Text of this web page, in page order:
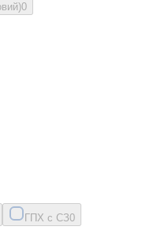
0
ГПХ с СЗ0